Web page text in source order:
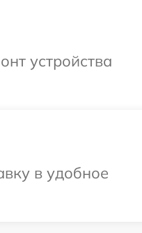
устройства
в удобное